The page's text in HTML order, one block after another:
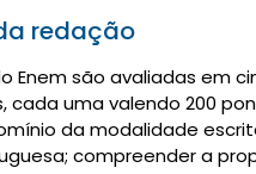
redação
Enem são avaliadas em
cada uma valendo 200
da modalidade
compreender a